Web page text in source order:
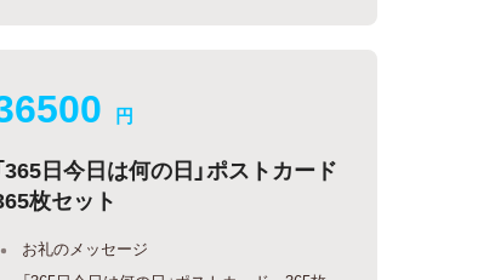
円
365日今日は何の日」ポストカード
枚セット
お礼のメッセージ